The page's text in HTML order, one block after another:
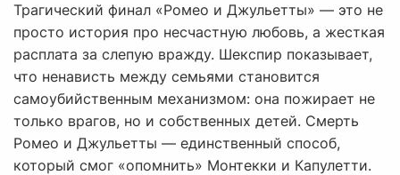
Трагический финал «Ромео и Джульетты» — это не
просто история про несчастную любовь, а жесткая
расплата за слепую вражду. Шекспир показывает,
что ненависть между семьями становится
самоубийственным механизмом: она пожирает не
только врагов, но и собственных детей. Смерть
Ромео и Джульетты — единственный способ,
который смог «опомнить» Монтекки и Капулетти.